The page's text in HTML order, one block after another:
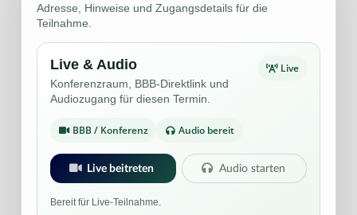
Adresse, Hinweise und Zugangsdetails für die
Teilnahme.
Live & Audio
Konferenzraum, BBB-Direktlink und
Audiozugang für diesen Termin.
Live
BBB / Konferenz Audio bereit
Live beitreten Audio starten
Bereit für Live-Teilnahme.